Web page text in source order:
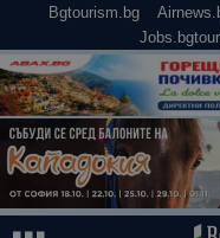
Bgtourism.bg